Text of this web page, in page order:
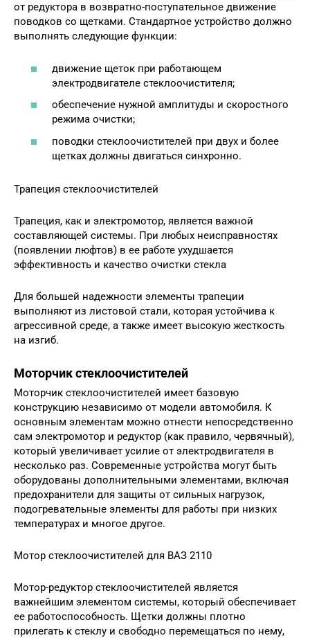
от редуктора в возвратно-поступательное движение
поводков со щетками. Стандартное устройство должно
выполнять следующие функции:
движение щеток при работающем
электродвигателе стеклоочистителя;
обеспечение нужной амплитуды и скоростного
режима очистки;
поводки стеклоочистителей при двух и более
щетках должны двигаться синхронно.
Трапеция стеклоочистителей
Трапеция, как и электромотор, является важной
составляющей системы. При любых неисправностях
(появлении люфтов) в ее работе ухудшается
эффективность и качество очистки стекла
Для большей надежности элементы трапеции
выполняют из листовой стали, которая устойчива к
агрессивной среде, а также имеет высокую жесткость
на изгиб.
Моторчик стеклоочистителей
Моторчик стеклоочистителей имеет базовую
конструкцию независимо от модели автомобиля. К
основным элементам можно отнести непосредственно
сам электромотор и редуктор (как правило, червячный),
который увеличивает усилие от электродвигателя в
несколько раз. Современные устройства могут быть
оборудованы дополнительными элементами, включая
предохранители для защиты от сильных нагрузок,
подогревательные элементы для работы при низких
температурах и многое другое.
Мотор стеклоочистителей для ВАЗ 2110
Мотор-редуктор стеклоочистителей является
важнейшим элементом системы, который обеспечивает
ее работоспособность. Щетки должны плотно
прилегать к стеклу и свободно перемещаться по нему,